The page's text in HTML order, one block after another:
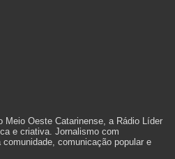
Meio Oeste Catarinense, a Rádio Líder
e criativa. Jornalismo com
comunicação popular e